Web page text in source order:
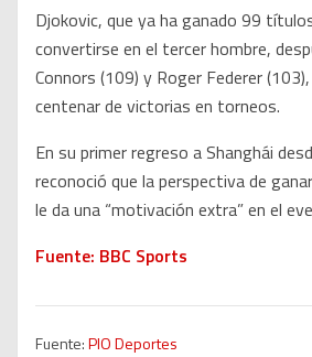
Djokovic, que ya ha ganado 99
convertirse en el tercer hombre,
Connors (109) y Roger Federer
centenar de victorias en torneos.
En su primer regreso a Shanghái
reconoció que la perspectiva de
le da una “motivación extra” en el
Fuente: BBC Sports
Fuente:PIO Deportes